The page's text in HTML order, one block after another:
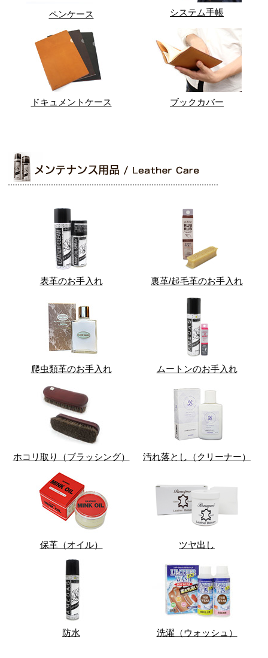
ペンケース システム手帳
ドキュメントケース ブックカバー
表革のお手入れ 裏革/起毛革のお手入れ
爬虫類革のお手入れ ムートンのお手入れ
ホコリ取り（ブラッシング） 汚れ落とし（クリーナー）
保革（オイル） ツヤ出し
防水 洗濯（ウォッシュ）